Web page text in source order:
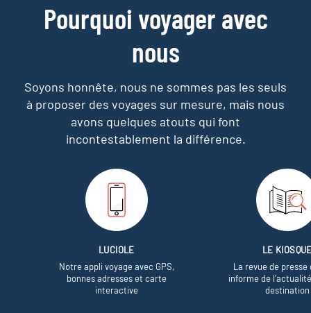
Pourquoi voyager avec
nous
Soyons honnête, nous ne sommes pas les seuls
à proposer des voyages sur mesure, mais nous
avons quelques atouts qui font
incontestablement la différence.
LUCIOLE
Notre appli voyage avec GPS,
bonnes adresses et carte
interactive
LE
La revue de presse
informe de
destination